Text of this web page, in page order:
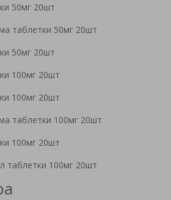
50мг 20шт
таблетки 50мг 20шт
50мг 20шт
100мг 20шт
100мг 20шт
таблетки 100мг 20шт
100мг 20шт
таблетки 100мг 20шт